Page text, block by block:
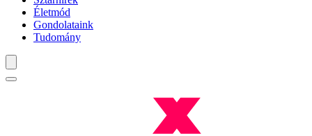
Életmód
Gondolataink
Tudomány